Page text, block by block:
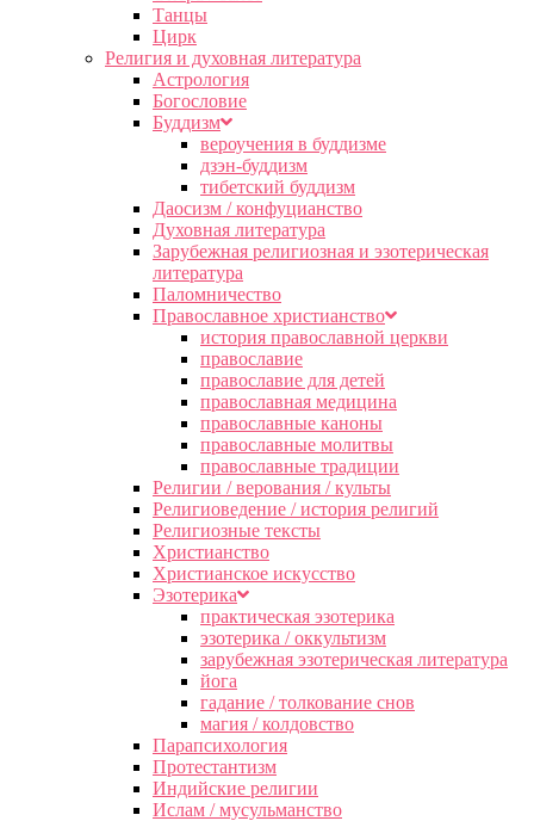
Танцы
Цирк
Религия и духовная литература
Астрология
Богословие
Буддизм
вероучения в буддизме
дзэн-буддизм
тибетский буддизм
Даосизм / конфуцианство
Духовная литература
Зарубежная религиозная и эзотерическая
литература
Паломничество
Православное христианство
история православной церкви
православие
православие для детей
православная медицина
православные каноны
православные молитвы
православные традиции
Религии / верования / культы
Религиоведение / история религий
Религиозные тексты
Христианство
Христианское искусство
Эзотерика
практическая эзотерика
эзотерика / оккультизм
зарубежная эзотерическая литература
йога
гадание / толкование снов
магия / колдовство
Парапсихология
Протестантизм
Индийские религии
Ислам / мусульманство